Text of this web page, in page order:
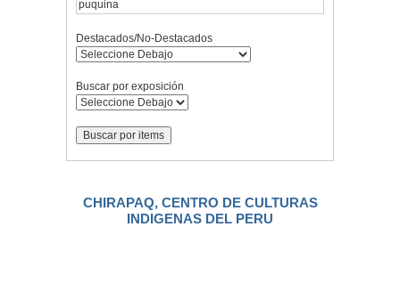
Destacados/No-Destacados
Buscar por exposición
CHIRAPAQ, CENTRO DE CULTURAS
INDIGENAS DEL PERU